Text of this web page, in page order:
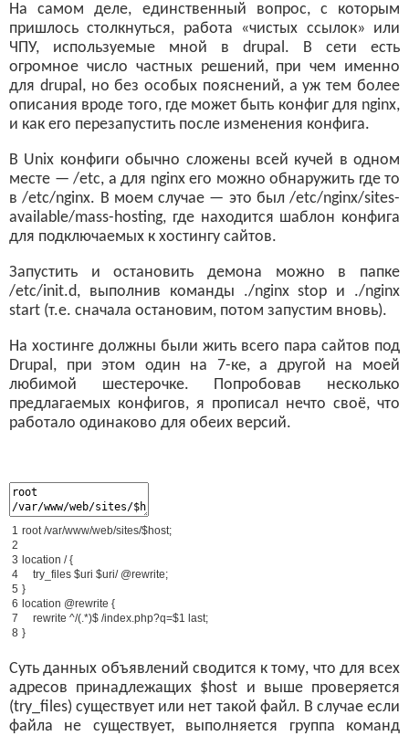
На самом деле, единственный вопрос, с которым
пришлось столкнуться, работа «чистых ссылок» или
ЧПУ, используемые мной в drupal. В сети есть
огромное число частных решений, при чем именно
для drupal, но без особых пояснений, а уж тем более
описания вроде того, где может быть конфиг для nginx,
и как его перезапустить после изменения конфига.
В Unix конфиги обычно сложены всей кучей в одном
месте — /etc, а для nginx его можно обнаружить где то
в /etc/nginx. В моем случае — это был /etc/nginx/sites-
available/mass-hosting, где находится шаблон конфига
для подключаемых к хостингу сайтов.
Запустить и остановить демона можно в папке
/etc/init.d, выполнив команды ./nginx stop и ./nginx
start (т.е. сначала остановим, потом запустим вновь).
На хостинге должны были жить всего пара сайтов под
Drupal, при этом один на 7-ке, а другой на моей
любимой шестерочке. Попробовав несколько
предлагаемых конфигов, я прописал нечто своё, что
работало одинаково для обеих версий.
1
2
3
4
5
6
7
8
root /var/www/web/sites/$host;
location / {
try_files $uri $uri/ @rewrite;
}
location @rewrite {
rewrite ^/(.*)$ /index.php?q=$1 last;
}
Суть данных объявлений сводится к тому, что для всех
адресов принадлежащих $host и выше проверяется
(try_files) существует или нет такой файл. В случае если
файла не существует, выполняется группа команд